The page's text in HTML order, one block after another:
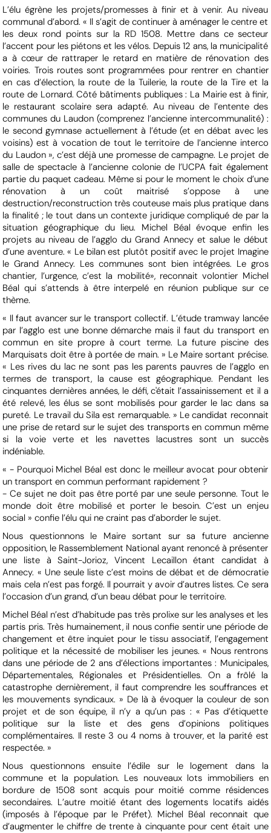
L’élu égrène les projets/promesses à finir et à venir. Au niveau
communal d’abord. « Il s’agit de continuer à aménager le centre et
les deux rond points sur la RD 1508. Mettre dans ce secteur
l’accent pour les piétons et les vélos. Depuis 12 ans, la municipalité
a à cœur de rattraper le retard en matière de rénovation des
voiries. Trois routes sont programmées pour rentrer en chantier
en cas d’élection, la route de la Tuilerie, la route de la Tire et la
route de Lornard. Côté bâtiments publiques : La Mairie est à finir,
le restaurant scolaire sera adapté. Au niveau de l’entente des
communes du Laudon (comprenez l’ancienne intercommunalité) :
le second gymnase actuellement à l’étude (et en débat avec les
voisins) est à vocation de tout le territoire de l’ancienne interco
du Laudon », c’est déjà une promesse de campagne. Le projet de
salle de spectacle à l’ancienne colonie de l’UCPA fait également
partie du paquet cadeau. Même si pour le moment le choix d’une
rénovation à un coût maitrisé s’oppose à une
destruction/reconstruction très couteuse mais plus pratique dans
la finalité ; le tout dans un contexte juridique compliqué de par la
situation géographique du lieu. Michel Béal évoque enfin les
projets au niveau de l’agglo du Grand Annecy et salue le début
d’une aventure. « Le bilan est plutôt positif avec le projet Imagine
le Grand Annecy. Les communes sont bien intégrées. Le gros
chantier, l’urgence, c’est la mobilité», reconnait volontier Michel
Béal qui s’attends à être interpelé en réunion publique sur ce
thème.
« Il faut avancer sur le transport collectif. L’étude tramway lancée
par l’agglo est une bonne démarche mais il faut du transport en
commun en site propre à court terme. La future piscine des
Marquisats doit être à portée de main. » Le Maire sortant précise.
« Les rives du lac ne sont pas les parents pauvres de l’agglo en
termes de transport, la cause est géographique. Pendant les
cinquantes dernières années, le défi, c'était l’assainissement et il a
été relevé, les élus se sont mobilisés pour garder le lac dans sa
pureté. Le travail du Sila est remarquable. » Le candidat reconnait
une prise de retard sur le sujet des transports en commun même
si la voie verte et les navettes lacustres sont un succès
indéniable.
« - Pourquoi Michel Béal est donc le meilleur avocat pour obtenir
un transport en commun performant rapidement ?
- Ce sujet ne doit pas être porté par une seule personne. Tout le
monde doit être mobilisé et porter le besoin. C’est un enjeu
social » confie l’élu qui ne craint pas d’aborder le sujet.
Nous questionnons le Maire sortant sur sa future ancienne
opposition, le Rassemblement National ayant renoncé à présenter
une liste à Saint-Jorioz, Vincent Lecaillon étant candidat à
Annecy. « Une seule liste c’est moins de débat et de démocratie
mais cela n’est pas forgé. Il pourrait y avoir d’autres listes. Ce sera
l’occasion d’un grand, d’un beau débat pour le territoire.
Michel Béal n’est d’habitude pas très prolixe sur les analyses et les
partis pris. Très humainement, il nous confie sentir une période de
changement et être inquiet pour le tissu associatif, l’engagement
politique et la nécessité de mobiliser les jeunes. « Nous rentrons
dans une période de 2 ans d’élections importantes : Municipales,
Départementales, Régionales et Présidentielles. On a frôlé la
catastrophe dernièrement, il faut comprendre les souffrances et
les mouvements syndicaux. » De là à évoquer la couleur de son
projet et de son équipe, il n’y a qu’un pas : « Pas d’étiquette
politique sur la liste et des gens d’opinions politiques
complémentaires. Il reste 3 ou 4 noms à trouver, et la parité est
respectée. »
Nous questionnons ensuite l’édile sur le logement dans la
commune et la population. Les nouveaux lots immobiliers en
bordure de 1508 sont acquis pour moitié comme résidences
secondaires. L’autre moitié étant des logements locatifs aidés
(imposés à l’époque par le Préfet). Michel Béal reconnait que
d’augmenter le chiffre de trente à cinquante pour cent était une